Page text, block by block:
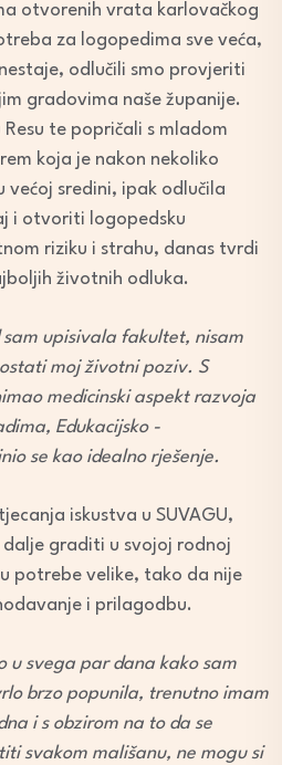
otvorenih vrata karlovačkog
za logopedima sve veća,
odlučili smo provjeriti
gradovima naše županije.
te popričali s mladom
koja je nakon nekoliko
većoj sredini, ipak odlučila
i otvoriti logopedsku
riziku i strahu, danas tvrdi
životnih odluka.
upisivala fakultet, nisam
moj životni poziv. S
medicinski aspekt razvoja
Edukacijsko -
se kao idealno rješenje.
iskustva u SUVAGU,
graditi u svojoj rodnoj
potrebe velike, tako da nije
i prilagodbu.
u svega par dana kako sam
brzo popunila, trenutno imam
i s obzirom na to da se
svakom mališanu, ne mogu si